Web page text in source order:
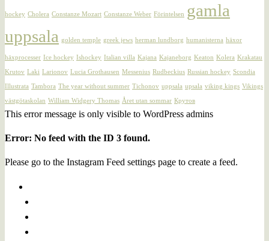
hockey Cholera Constanze Mozart Constanze Weber Förintelsen gamla
uppsala golden temple greek jews herman lundborg humanisterna häxor
häxprocesser Ice hockey Ishockey Italian villa Kajana Kajaneborg Keaton Kolera Krakatau
Krutov Laki Larionov Lucia Grothausen Messenius Rudbeckius Russian hockey Scondia
Illustrata Tambora The year without summer Tichonov uppsala upsala viking kings Vikings
västgötaskolan William Widgery Thomas Året utan sommar Крутов
This error message is only visible to WordPress admins
Error: No feed with the ID 3 found.
Please go to the Instagram Feed settings page to create a feed.